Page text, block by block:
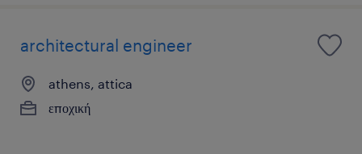
architectural engineer
athens, attica
εποχική